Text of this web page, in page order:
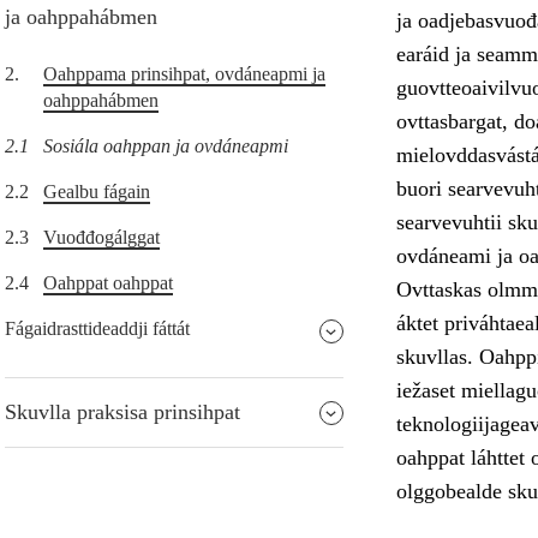
ja oahppahábmen
2.
Oahppama prinsihpat, ovdáneapmi ja
oahppahábmen
2.1 Sosiála oahppan ja ovdáneapmi
2.2 Gealbu fágain
2.3 Vuođđogálggat
2.4 Oahppat oahppat
Fágaidrasttideaddji fáttát
Skuvlla praksisa prinsihpat
ja
earáid ja
ovttasbargat,
buori
searvevuhtii
ovdáneami ja
Ovttaskas
áktet
skuvllas.
iežaset
oahppat láhttet
olggobealde